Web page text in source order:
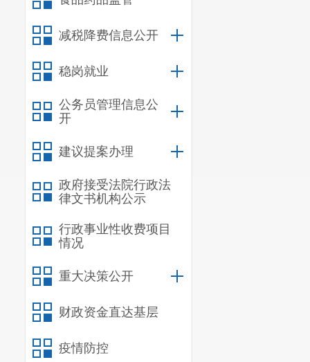
减税降费信息公开
稳岗就业
公务员管理信息公
开
建议提案办理
政府接受法院行政法
律文书机构公示
行政事业性收费项目
情况
重大决策公开
财政资金直达基层
疫情防控